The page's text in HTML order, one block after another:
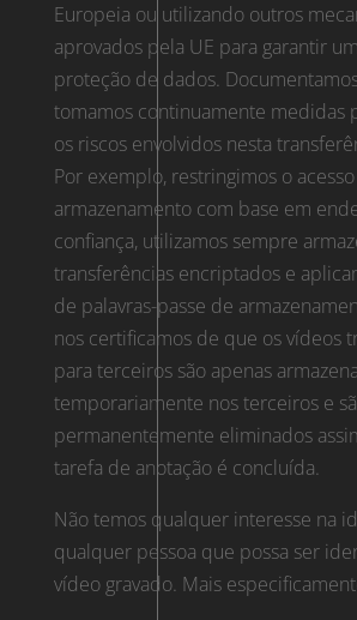
Europeia ou utilizando outros
aprovados pela UE para garantir
proteção de dados.
tomamos continuamente medidas
os riscos envolvidos nesta
Por exemplo, restringimos o
armazenamento com base em
confiança, utilizamos sempre
transferências encriptados e
de palavras-passe de
nos certificamos de que os vídeos
para terceiros são apenas
temporariamente nos terceiros e
permanentemente eliminados
tarefa de anotação é concluída.
Não temos qualquer interesse na
qualquer pessoa que possa ser
vídeo gravado. Mais